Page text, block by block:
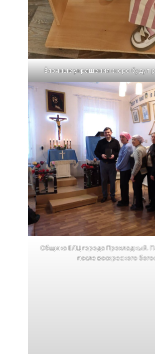
Ёлочные украшения скоро будут
Община ЕЛЦ города Прохладный.
после воскресного